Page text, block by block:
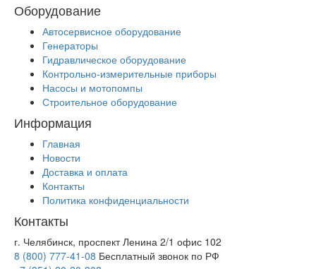
Оборудование
Автосервисное оборудование
Генераторы
Гидравлическое оборудование
Контрольно-измерительные приборы
Насосы и мотопомпы
Строительное оборудование
Информация
Главная
Новости
Доставка и оплата
Контакты
Политика конфиденциальности
Контакты
г. Челябинск, проспект Ленина 2/1 офис 102
8 (800) 777-41-08 Бесплатный звонок по РФ